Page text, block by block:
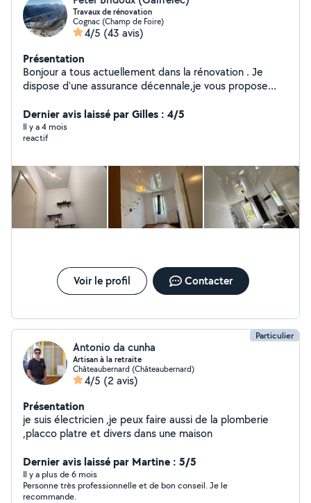
Travaux de rénovation
Cognac (Champ de Foire)
4/5 (43 avis)
Présentation
Bonjour a tous actuellement dans la rénovation . Je
dispose d'une assurance décennale,je vous propose
à votre écoute. A bientôt
Dernier avis laissé par Gilles : 4/5
Il y a 4 mois
reactif
Voir le profil Contacter
Particulier
Antonio da cunha
Artisan à la retraite
Châteaubernard (Châteaubernard)
4/5 (2 avis)
Présentation
je suis électricien ,je peux faire aussi de la plomberie
,placco platre et divers dans une maison
Dernier avis laissé par Martine : 5/5
Il y a plus de 6 mois
Personne très professionnelle et de bon conseil. Je le
recommande.